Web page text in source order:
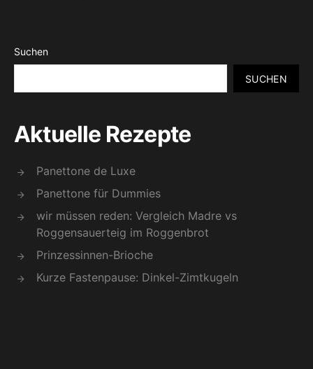
Suchen
SUCHEN
Aktuelle Rezepte
Panettone de Luxe
Panettone für Dummies
wir müssen reden: Vergleich Madre vs
Roggensauerteig im Roggenbrot
Prinzessinnen-Brioche
Kurze Fastenpause: Dinkel-Zimtkugeln